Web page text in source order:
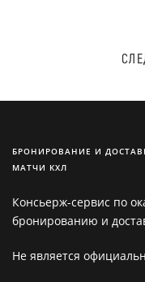
БРОНИРОВАНИЕ И
МАТЧИ КХЛ
Консьерж-сервис по
бронированию и
Не является